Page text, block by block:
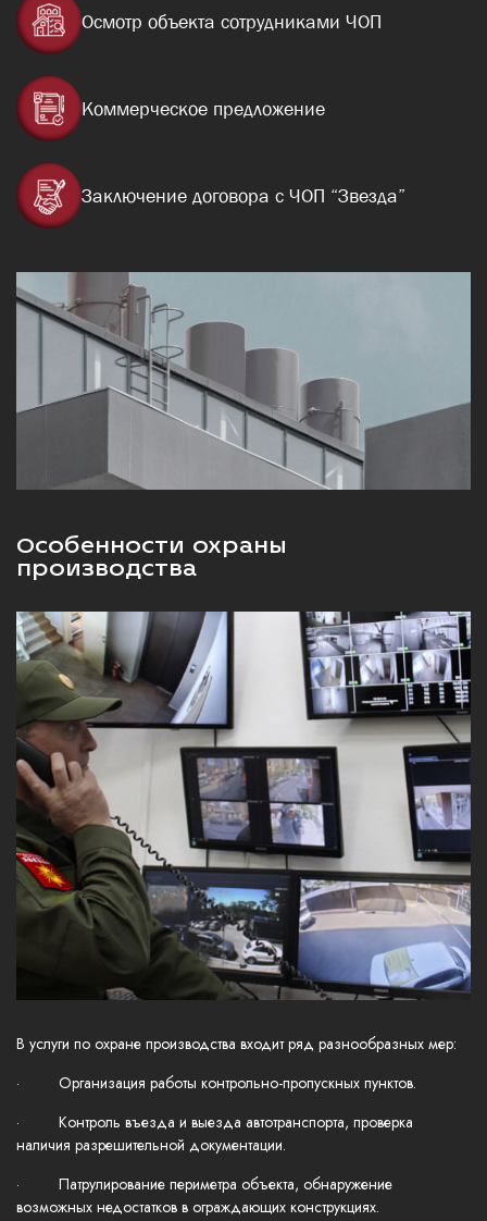
Осмотр объекта сотрудниками ЧОП
Коммерческое предложение
Заключение договора с ЧОП “Звезда”
Особенности охраны
производства
В услуги по охране производства входит ряд разнообразных мер:
· Организация работы контрольно-пропускных пунктов.
· Контроль въезда и выезда автотранспорта, проверка
наличия разрешительной документации.
· Патрулирование периметра объекта, обнаружение
возможных недостатков в ограждающих конструкциях.